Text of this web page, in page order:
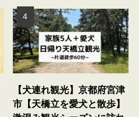
【犬連れ観光】京都府宮津
市【天橋立を愛犬と散歩】